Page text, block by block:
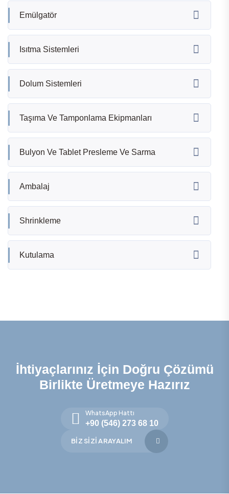
Emülgatör
Isıtma Sistemleri
Dolum Sistemleri
Taşıma Ve Tamponlama Ekipmanları
Bulyon Ve Tablet Presleme Ve Sarma
Ambalaj
Shrinkleme
Kutulama
İhtiyaçlarınız İçin Doğru Çözümü
Birlikte Üretmeye Hazırız
WhatsApp Hattı
+90 (546) 273 68 10
BIZ SIZI ARAYALIM